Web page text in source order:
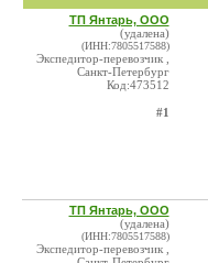
ТП Янтарь, ООО
(удалена)
(ИНН:7805517588)
Экспедитор-перевозчик ,
Санкт-Петербург
Код:473512
#1
ТП Янтарь, ООО
(удалена)
(ИНН:7805517588)
Экспедитор-перевозчик ,